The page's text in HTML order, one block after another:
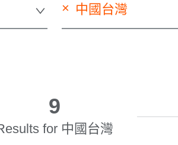
× 中國台灣
9
for 中國台灣